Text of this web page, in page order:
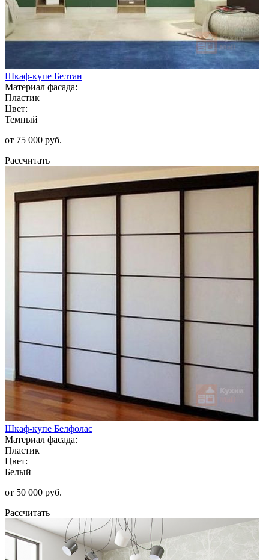
Шкаф-купе Белтан
Материал фасада:
Пластик
Цвет:
Темный
от 75 000 руб.
Рассчитать
Шкаф-купе Белфолас
Материал фасада:
Пластик
Цвет:
Белый
от 50 000 руб.
Рассчитать